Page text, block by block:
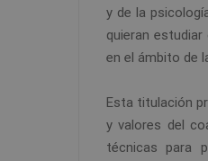
y de la
quieran
en el ámbito de
Esta titulación
y valores del
técnicas para